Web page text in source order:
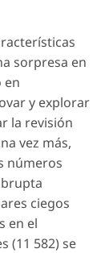
sorpresa en
en
y explorar
la revisión
vez más,
números
ciegos
en el
(11 582) se